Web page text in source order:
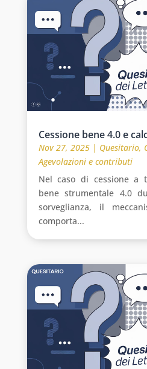
Cessione bene 4.0 e
Nov 27, 2025| Quesitario,
Agevolazioni e contributi
Nel caso di cessione a
bene strumentale 4.0
sorveglianza, il
comporta...